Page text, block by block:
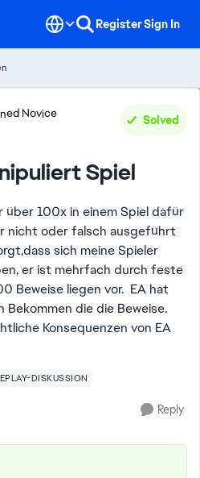
RegisterSign In
Novice Solved
Spiel
über 100x in einem Spiel dafür
nicht oder falsch ausgeführt
sich meine Spieler
er ist mehrfach durch feste
Beweise liegen vor. EA hat
die die Beweise.
Konsequenzen von EA
DISKUSSION
Reply